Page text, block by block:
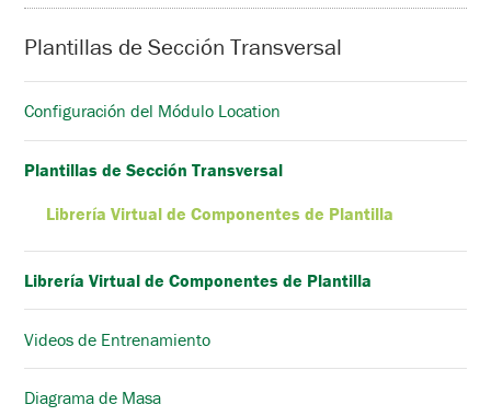
Plantillas de Sección Transversal
Configuración del Módulo Location
Plantillas de Sección Transversal
Librería Virtual de Componentes de Plantilla
Librería Virtual de Componentes de Plantilla
Videos de Entrenamiento
Diagrama de Masa